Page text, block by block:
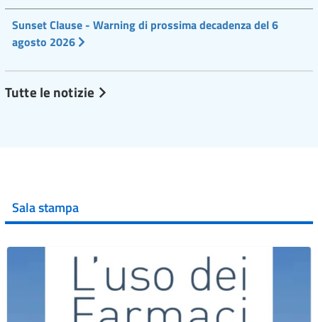
Sunset Clause - Warning di prossima decadenza del 6
agosto 2026
Tutte le notizie
Sala stampa